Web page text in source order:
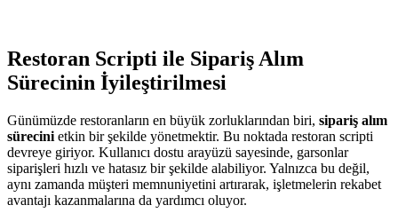
Restoran Scripti ile Sipariş Alım
Sürecinin İyileştirilmesi
Günümüzde restoranların en büyük zorluklarından biri, sipariş alım
sürecini etkin bir şekilde yönetmektir. Bu noktada restoran scripti
devreye giriyor. Kullanıcı dostu arayüzü sayesinde, garsonlar
siparişleri hızlı ve hatasız bir şekilde alabiliyor. Yalnızca bu değil,
aynı zamanda müşteri memnuniyetini artırarak, işletmelerin rekabet
avantajı kazanmalarına da yardımcı oluyor.